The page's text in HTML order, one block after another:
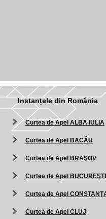
Instanțele din România
Curtea de Apel ALBA IULIA
Curtea de Apel BACĂU
Curtea de Apel BRAŞOV
Curtea de Apel BUCUREŞTI
Curtea de Apel
Curtea de Apel CLUJ